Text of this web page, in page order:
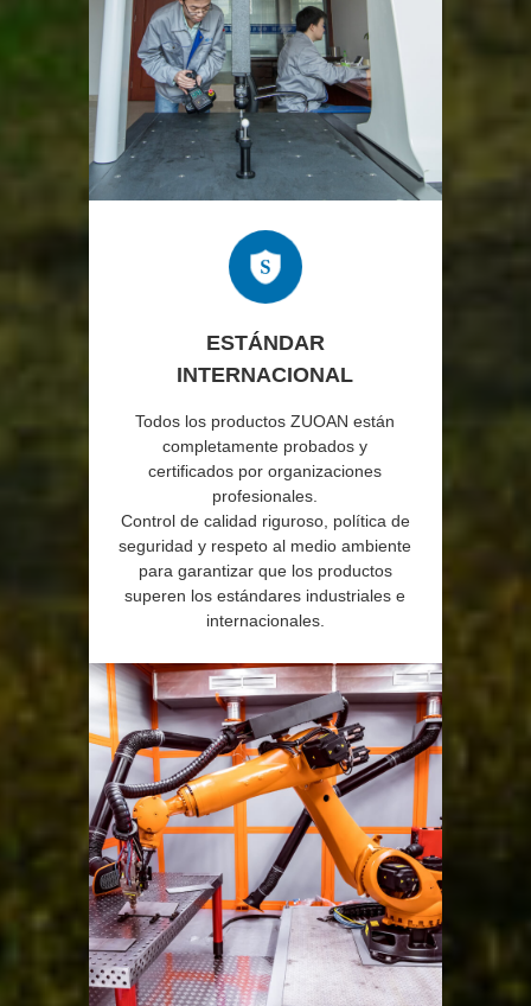
ESTÁNDAR
INTERNACIONAL
Todos los productos ZUOAN están
completamente probados y
certificados por organizaciones
profesionales.
Control de calidad riguroso, política de
seguridad y respeto al medio ambiente
para garantizar que los productos
superen los estándares industriales e
internacionales.